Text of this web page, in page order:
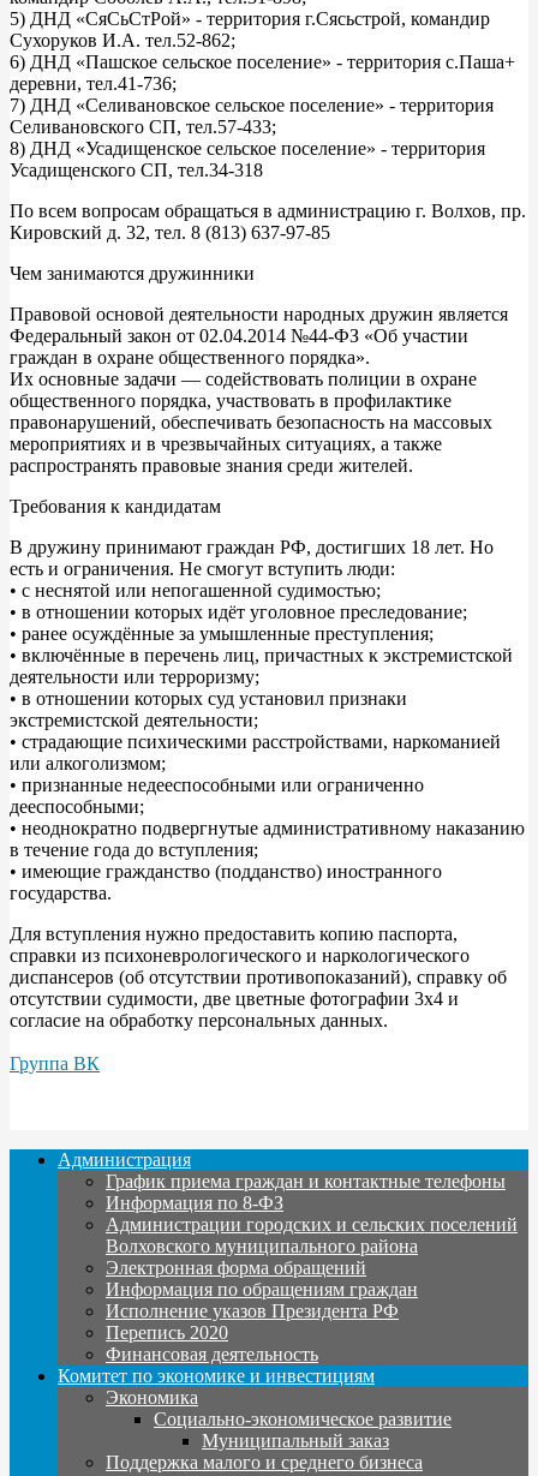
5) ДНД «СяСьСтРой» - территория г.Сясьстрой, командир
Сухоруков И.А. тел.52-862;
6) ДНД «Пашское сельское поселение» - территория с.Паша+
деревни, тел.41-736;
7) ДНД «Селивановское сельское поселение» - территория
Селивановского СП, тел.57-433;
8) ДНД «Усадищенское сельское поселение» - территория
Усадищенского СП, тел.34-318
По всем вопросам обращаться в администрацию г. Волхов, пр.
Кировский д. 32, тел. 8 (813) 637-97-85
Чем занимаются дружинники
Правовой основой деятельности народных дружин является
Федеральный закон от 02.04.2014 №44-ФЗ «Об участии
граждан в охране общественного порядка».
Их основные задачи — содействовать полиции в охране
общественного порядка, участвовать в профилактике
правонарушений, обеспечивать безопасность на массовых
мероприятиях и в чрезвычайных ситуациях, а также
распространять правовые знания среди жителей.
Требования к кандидатам
В дружину принимают граждан РФ, достигших 18 лет. Но
есть и ограничения. Не смогут вступить люди:
• с неснятой или непогашенной судимостью;
• в отношении которых идёт уголовное преследование;
• ранее осуждённые за умышленные преступления;
• включённые в перечень лиц, причастных к экстремистской
деятельности или терроризму;
• в отношении которых суд установил признаки
экстремистской деятельности;
• страдающие психическими расстройствами, наркоманией
или алкоголизмом;
• признанные недееспособными или ограниченно
дееспособными;
• неоднократно подвергнутые административному наказанию
в течение года до вступления;
• имеющие гражданство (подданство) иностранного
государства.
Для вступления нужно предоставить копию паспорта,
справки из психоневрологического и наркологического
диспансеров (об отсутствии противопоказаний), справку об
отсутствии судимости, две цветные фотографии 3x4 и
согласие на обработку персональных данных.
Группа ВК
Администрация
График приема граждан и контактные телефоны
Информация по 8-ФЗ
Администрации городских и сельских поселений
Волховского муниципального района
Электронная форма обращений
Информация по обращениям граждан
Исполнение указов Президента РФ
Перепись 2020
Финансовая деятельность
Комитет по экономике и инвестициям
Экономика
Социально-экономическое развитие
Муниципальный заказ
Поддержка малого и среднего бизнеса